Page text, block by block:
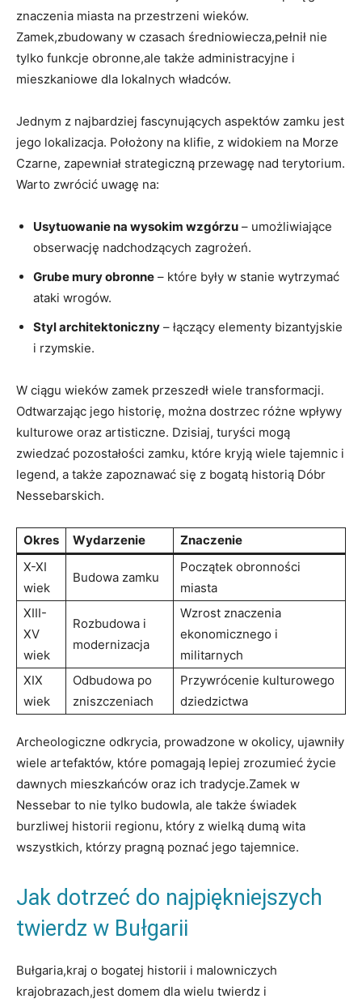
znaczenia miasta na przestrzeni wieków.
Zamek,zbudowany ​w ⁣czasach średniowiecza,pełnił nie
tylko‌ funkcje ⁣obronne,ale także administracyjne i
‌mieszkaniowe dla⁤ lokalnych władców.
Jednym z najbardziej fascynujących aspektów zamku jest‌
jego lokalizacja. Położony na‍ klifie, z widokiem na‌ Morze
Czarne, zapewniał strategiczną przewagę nad terytorium.
Warto zwrócić uwagę na:
Usytuowanie na wysokim ⁢wzgórzu – umożliwiające
⁢obserwację nadchodzących zagrożeń.
Grube mury obronne – które były w stanie wytrzymać
ataki wrogów.
Styl architektoniczny – łączący elementy bizantyjskie
i‌ rzymskie.
W​ ciągu wieków zamek przeszedł wiele transformacji.
⁣Odtwarzając‍ jego historię, można dostrzec różne wpływy
kulturowe ‍oraz artisticzne. Dzisiaj, turyści⁣ mogą
zwiedzać pozostałości zamku,⁣ które‍ kryją wiele tajemnic ​i
legend, a także zapoznawać się z bogatą historią Dóbr
Nessebarskich.
Okres Wydarzenie
Znaczenie
X-XI
wiek
Budowa zamku
Początek ‌obronności
miasta
XIII-
XV
wiek
Rozbudowa i
modernizacja
Wzrost znaczenia
ekonomicznego i
militarnych
XIX
‌wiek
Odbudowa ⁢po
zniszczeniach
Przywrócenie kulturowego
dziedzictwa
Archeologiczne odkrycia, prowadzone ‍w okolicy,⁣ ujawniły
wiele⁤ artefaktów, które pomagają lepiej zrozumieć życie
dawnych mieszkańców oraz ich tradycje.Zamek ⁢w ​
Nessebar to nie tylko ⁣budowla, ale także ‌świadek
burzliwej historii regionu, który‍ z ⁣wielką dumą wita
wszystkich, ⁤którzy pragną ‌poznać jego tajemnice.
Jak dotrzeć do najpiękniejszych
twierdz w ​Bułgarii
Bułgaria,kraj o bogatej historii i malowniczych
krajobrazach,jest domem⁤ dla wielu twierdz i